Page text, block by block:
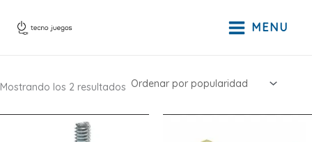
MENU
Mostrando los 2 resultados Ordenado